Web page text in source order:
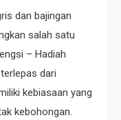
dan bajingan
salah satu
– Hadiah
dari
kebiasaan yang
kebohongan.